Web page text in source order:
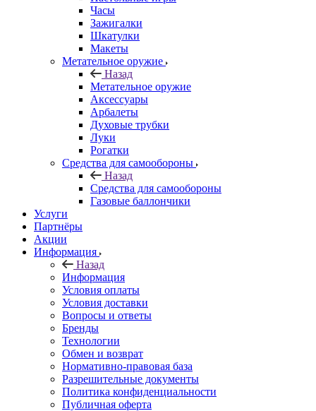
Часы
Зажигалки
Шкатулки
Макеты
Метательное оружие
Назад
Метательное оружие
Аксессуары
Арбалеты
Духовые трубки
Луки
Рогатки
Средства для самообороны
Назад
Средства для самообороны
Газовые баллончики
Услуги
Партнёры
Акции
Информация
Назад
Информация
Условия оплаты
Условия доставки
Вопросы и ответы
Бренды
Технологии
Обмен и возврат
Нормативно-правовая база
Разрешительные документы
Политика конфиденциальности
Публичная оферта